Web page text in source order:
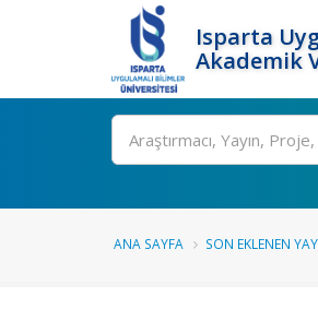
Isparta
Akademik
Ara
ANA SAYFA SON EKLENEN